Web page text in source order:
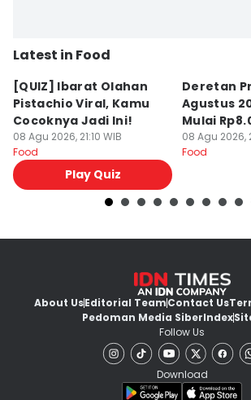
Latest in Food
[QUIZ] Ibarat Olahan
Pistachio Viral, Kamu
Cocoknya Jadi Ini!
08 Agu 2026, 21:10 WIB
Food
Play Quiz
Deretan
Agustus
Mulai
08 Agu 2026,
Food
About UsEditorial TeamContact Us
Pedoman Media SiberIndex
Follow Us
Download